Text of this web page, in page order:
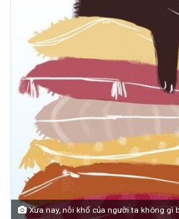
Xưa nay, nỗi khổ của người ta không gì